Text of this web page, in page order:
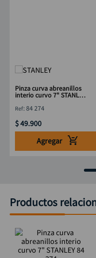
Pinza curva abreanillos
interio curvo 7" STANLEY
:84 274
$49.900
Agregar
Productos